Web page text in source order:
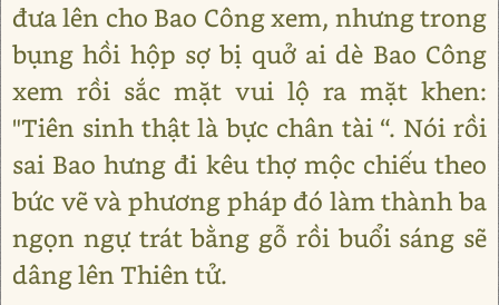
đưa lên cho Bao Công xem, nhưng trong
bụng hồi hộp sợ bị quở ai dè Bao Công
xem rồi sắc mặt vui lộ ra mặt khen:
"Tiên sinh thật là bực chân tài “. Nói rồi
sai Bao hưng đi kêu thợ mộc chiếu theo
bức vẽ và phương pháp đó làm thành ba
ngọn ngự trát bằng gỗ rồi buổi sáng sẽ
dâng lên Thiên tử.